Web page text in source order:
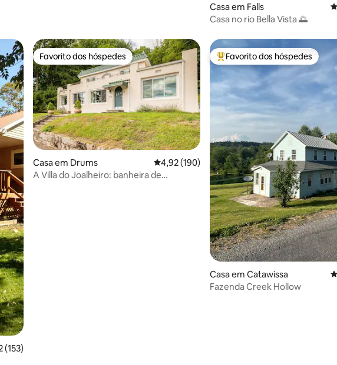
Casa em Falls
Casa no rio Bella Vista 🌅
média de 4,92 em 5 estrelas, 153avaliações
(153)
Favorito dos hóspedes
Favorito dos hóspedes
Casa em Drums Classificação média de 4,92 em 5 estrelas,
4,92 (190)
A Villa do Joalheiro: banheira de
Favoritos dos hóspedes mais
Favorito dos hóspedes
Casa em Catawissa
Fazenda Creek Hollow